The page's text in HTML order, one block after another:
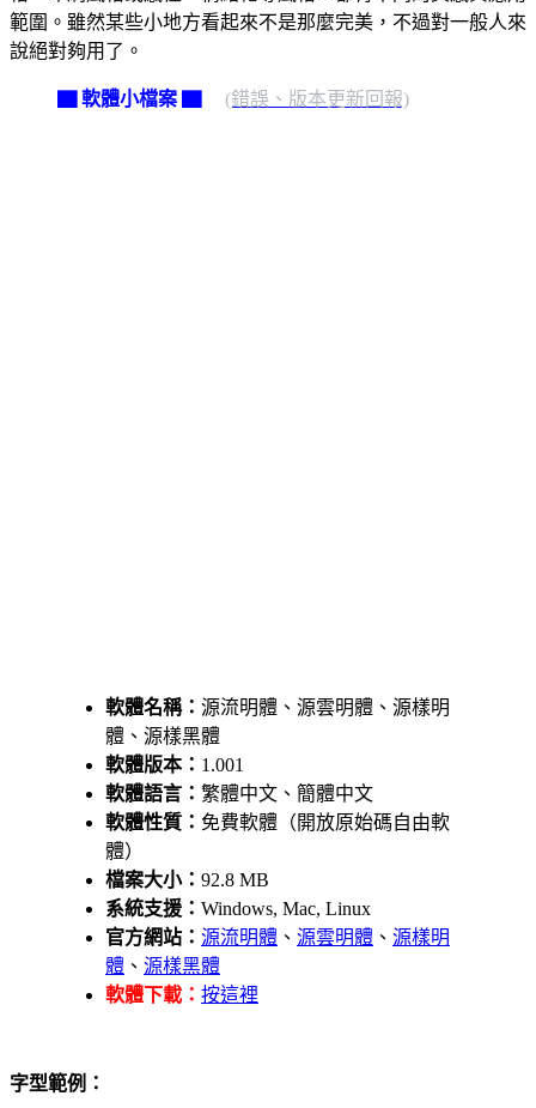
範圍。雖然某些小地方看起來不是那麼完美，不過對一般人來
說絕對夠用了。
▇ 軟體小檔案 ▇ (錯誤、版本更新回報)
軟體名稱： 源流明體、源雲明體、源樣明
體、源樣黑體
軟體版本： 1.001
軟體語言： 繁體中文、簡體中文
軟體性質： 免費軟體（開放原始碼自由軟
體）
檔案大小： 92.8 MB
系統支援： Windows, Mac, Linux
官方網站： 源流明體 、 源雲明體 、 源樣明
體 、 源樣黑體
軟體下載： 按這裡
字型範例：